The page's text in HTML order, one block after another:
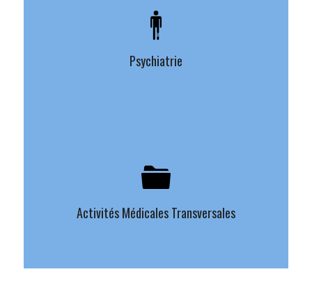
Psychiatrie
Activités Médicales Transversales